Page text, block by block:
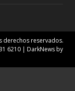
derechos reservados.
6210 | DarkNewsby